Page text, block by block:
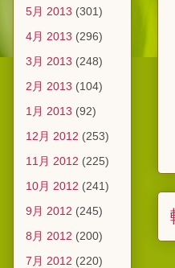
5月 2013 (301)
4月 2013 (296)
3月 2013 (248)
2月 2013 (104)
1月 2013 (92)
12月 2012 (253)
11月 2012 (225)
10月 2012 (241)
9月 2012 (245)
8月 2012 (200)
7月 2012 (220)